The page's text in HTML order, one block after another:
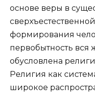
основе веры в
формирования
первобытность вся
обусловлена
Религия как
широкое